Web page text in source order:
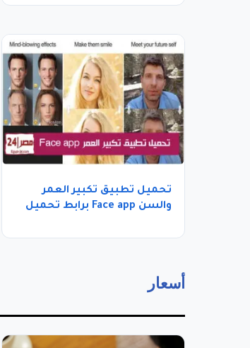
تحميل تطبيق تكبير العمر
والسن Face app برابط تحميل
أسعار